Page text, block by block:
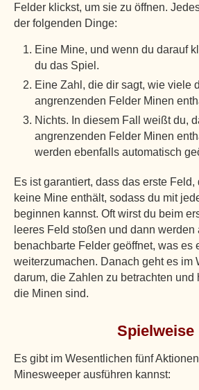
Felder klickst, um sie zu öffnen.
der folgenden Dinge:
Eine Mine, und wenn du darauf
du das Spiel.
Eine Zahl, die dir sagt, wie viele
angrenzenden Felder Minen
Nichts. In diesem Fall weißt du,
angrenzenden Felder Minen
werden ebenfalls automatisch
Es ist garantiert, dass das erste Feld,
keine Mine enthält, sodass du mit
beginnen kannst. Oft wirst du beim
leeres Feld stoßen und dann werden
benachbarte Felder geöffnet, was es
weiterzumachen. Danach geht es im
darum, die Zahlen zu betrachten und
die Minen sind.
Spielweise
Es gibt im Wesentlichen fünf
Minesweeper ausführen kannst: